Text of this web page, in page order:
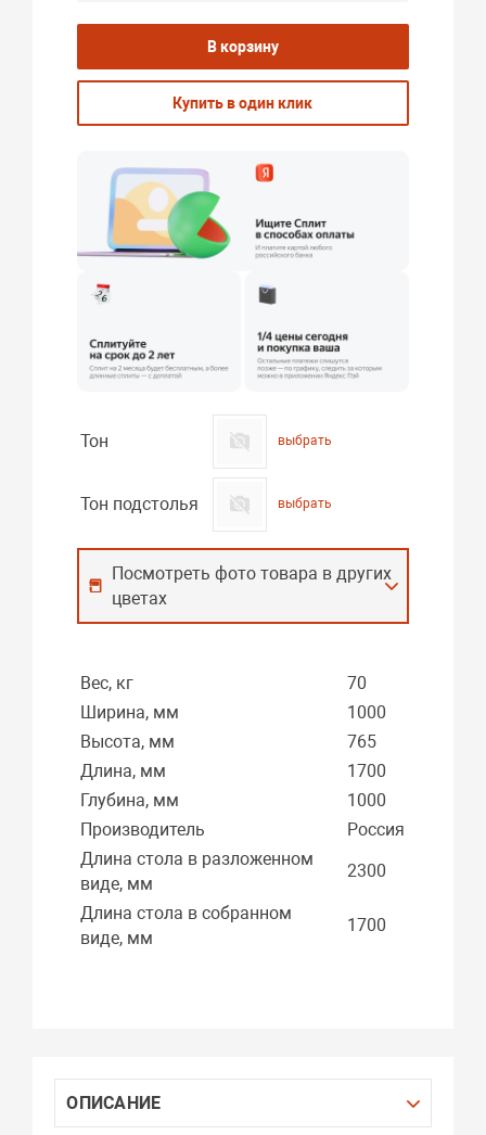
В корзину
Купить в один клик
Тон выбрать
Тон подстолья выбрать
Посмотреть фото товара в других
цветах
Вес, кг
70
Ширина, мм
1000
Высота, мм
765
Длина, мм
1700
Глубина, мм
1000
Производитель
Россия
Длина стола в разложенном
виде, мм
2300
Длина стола в собранном
виде, мм
1700
ОПИСАНИЕ